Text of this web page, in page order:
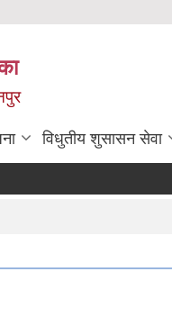
विधुतीय शुसासन सेवा